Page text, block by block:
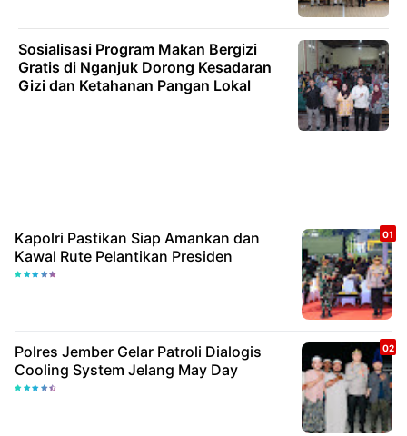
Sosialisasi Program Makan Bergizi
Gratis di Nganjuk Dorong Kesadaran
Gizi dan Ketahanan Pangan Lokal
Kapolri Pastikan Siap Amankan dan
Kawal Rute Pelantikan Presiden
Polres Jember Gelar Patroli Dialogis
Cooling System Jelang May Day